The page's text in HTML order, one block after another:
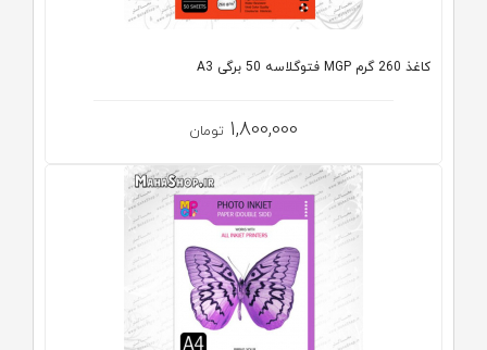
کاغذ 260 گرم MGP فتوگلاسه 50 برگی A3
1,800,000 تومان